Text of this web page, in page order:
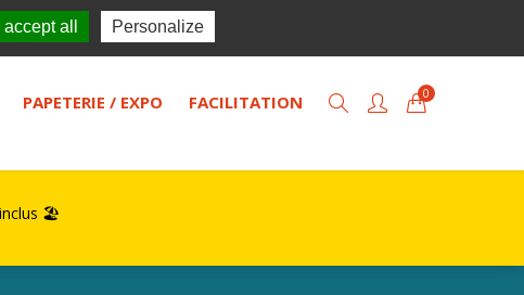
FESTISOL Actualités Contact
PAPETERIE / EXPO FACILITATION 0
🏖️
all Personalize